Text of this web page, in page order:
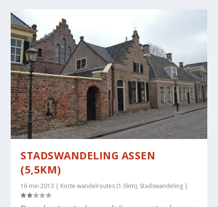
STADSWANDELING ASSEN
(5,5KM)
16 mei 2013 Korte wandelroutes (1-5km), Stadswandeling